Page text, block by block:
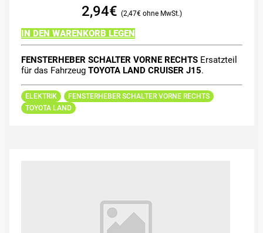
2,94€ 2,47€
IN DEN WARENKORB LEGEN
FENSTERHEBER SCHALTER VORNE RECHTSErsatzteil
für das Fahrzeug TOYOTA LAND CRUISER J15.
ELEKTRIK
FENSTERHEBER SCHALTER VORNE RECHTS
TOYOTA LAND